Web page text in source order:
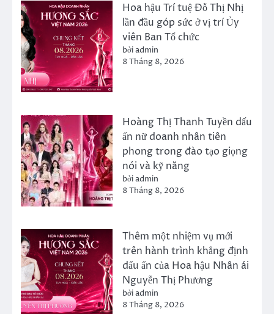
Hoa hậu Trí tuệ Đỗ Thị Nhị
lần đầu góp sức ở vị trí Ủy
viên Ban Tổ chức
bởi admin
8 Tháng 8, 2026
Hoàng Thị Thanh Tuyền dấu
ấn nữ doanh nhân tiên
phong trong đào tạo giọng
nói và kỹ năng
bởi admin
8 Tháng 8, 2026
Thêm một nhiệm vụ mới
trên hành trình khẳng định
dấu ấn của Hoa hậu Nhân ái
Nguyễn Thị Phương
bởi admin
8 Tháng 8, 2026